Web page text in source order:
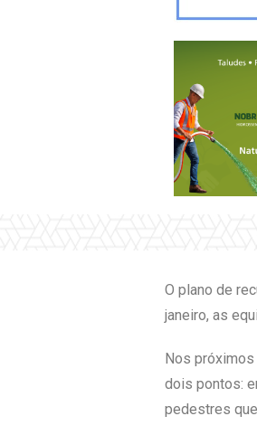
O plano de
janeiro, as
Nos
dois pontos:
pedestres